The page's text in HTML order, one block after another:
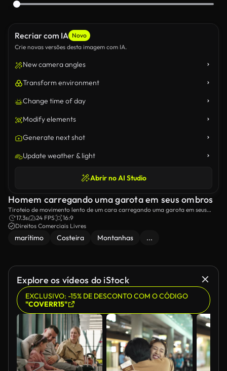
Recriar com IA Novo
Crie novas versões desta imagem com IA.
New camera angles
Transform environment
Change time of day
Modify elements
Generate next shot
Update weather & light
Abrir no AI Studio
Homem carregando uma garota em seus ombros
Tiroteio de movimento lento de um cara carregando uma garota em seus
ombros.
17.3s 24 FPS
16:9
Direitos Comerciais Livres
marítimo Costeira Montanhas ...
Explore os vídeos do iStock
EXCLUSIVO: -15% DE DESCONTO COM O CÓDIGO
"COVERR15"